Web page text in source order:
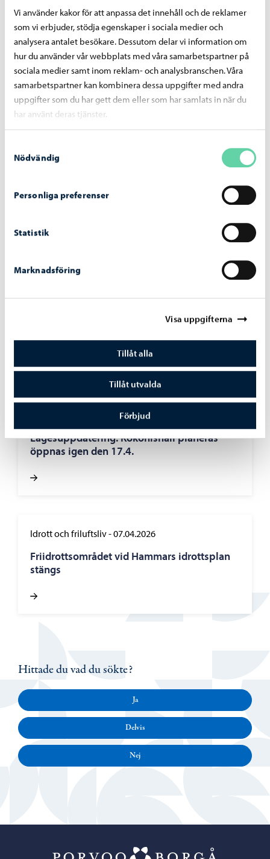
Vi använder kakor för att anpassa det innehåll och de reklamer
som vi erbjuder, stödja egenskaper i sociala medier och
analysera antalet besökare. Dessutom delar vi information om
hur du använder vår webbplats med våra samarbetspartner på
sociala medier samt inom reklam- och analysbranschen. Våra
samarbetspartner kan kombinera dessa uppgifter med andra
uppgifter som du har gett dem eller som har samlats in när du
har använt deras tjänster.
Nödvändig
Personliga preferenser
Statistik
Marknadsföring
Visa uppgifterna
Tillåt alla
Tillåt utvalda
Förbjud
Borgå stad informerar
öppet för alla
juni – byggarbetet kommer att påverka
07.04.2026
Lägesuppdatering: Kokonishall planeras
öppnas igen den 17.4.
Idrott och friluftsliv-07.04.2026
Friidrottsområdet vid Hammars idrottsplan
stängs
Hittade du vad du sökte?
Ja
Delvis
Nej